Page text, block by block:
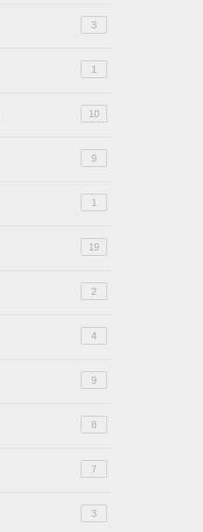
3
1
10
9
1
19
2
4
9
8
7
3